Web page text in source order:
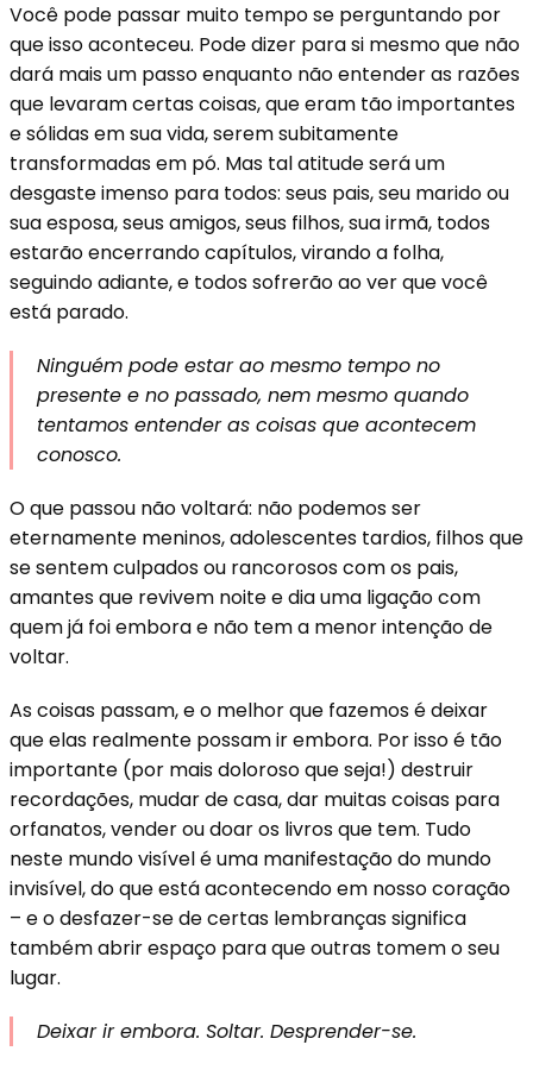
Você pode passar muito tempo se perguntando por
que isso aconteceu. Pode dizer para si mesmo que não
dará mais um passo enquanto não entender as razões
que levaram certas coisas, que eram tão importantes
e sólidas em sua vida, serem subitamente
transformadas em pó. Mas tal atitude será um
desgaste imenso para todos: seus pais, seu marido ou
sua esposa, seus amigos, seus filhos, sua irmã, todos
estarão encerrando capítulos, virando a folha,
seguindo adiante, e todos sofrerão ao ver que você
está parado.
Ninguém pode estar ao mesmo tempo no
presente e no passado, nem mesmo quando
tentamos entender as coisas que acontecem
conosco.
O que passou não voltará: não podemos ser
eternamente meninos, adolescentes tardios, filhos que
se sentem culpados ou rancorosos com os pais,
amantes que revivem noite e dia uma ligação com
quem já foi embora e não tem a menor intenção de
voltar.
As coisas passam, e o melhor que fazemos é deixar
que elas realmente possam ir embora. Por isso é tão
importante (por mais doloroso que seja!) destruir
recordações, mudar de casa, dar muitas coisas para
orfanatos, vender ou doar os livros que tem. Tudo
neste mundo visível é uma manifestação do mundo
invisível, do que está acontecendo em nosso coração
– e o desfazer-se de certas lembranças significa
também abrir espaço para que outras tomem o seu
lugar.
Deixar ir embora. Soltar. Desprender-se.